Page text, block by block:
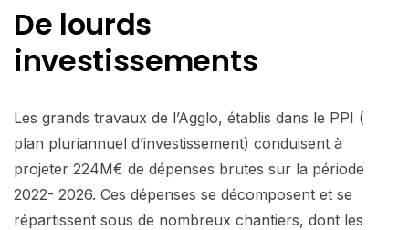
De lourds
investissements
Les grands travaux de l’Agglo, établis dans le PPI (
plan pluriannuel d’investissement) conduisent à
projeter 224M€ de dépenses brutes sur la période
2022- 2026. Ces dépenses se décomposent et se
répartissent sous de nombreux chantiers, dont les